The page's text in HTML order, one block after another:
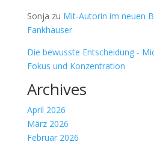
Sonja zu Mit-Autorin im neuen
Fankhauser
Die bewusste Entscheidung -
Fokus und Konzentration
Archives
April 2026
März 2026
Februar 2026